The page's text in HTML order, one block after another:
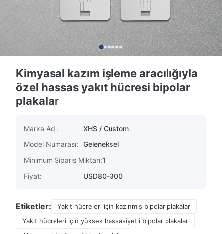
Kimyasal kazım işleme aracılığıyla
özel hassas yakıt hücresi bipolar
plakalar
Marka Adı:
XHS / Custom
Model Numarası:
Geleneksel
Minimum Sipariş Miktarı:1
Fiyat:
USD80-300
Etiketler:
Yakıt hücreleri için kazınmış bipolar plakalar
Yakıt hücreleri için yüksek hassasiyetli bipolar plakalar